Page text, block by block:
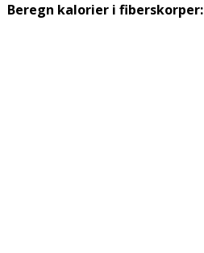
Beregn kalorier i fiberskorper: